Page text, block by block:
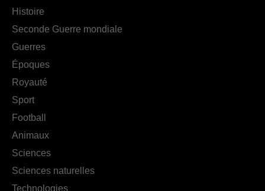
Histoire
Seconde Guerre mondiale
Guerres
Époques
Royauté
Sport
Football
Animaux
Sciences
Sciences naturelles
Technologies